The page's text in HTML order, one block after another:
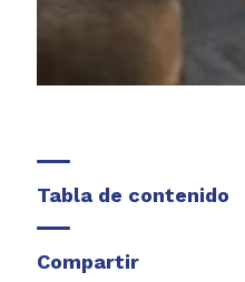
Tabla de contenido
Compartir